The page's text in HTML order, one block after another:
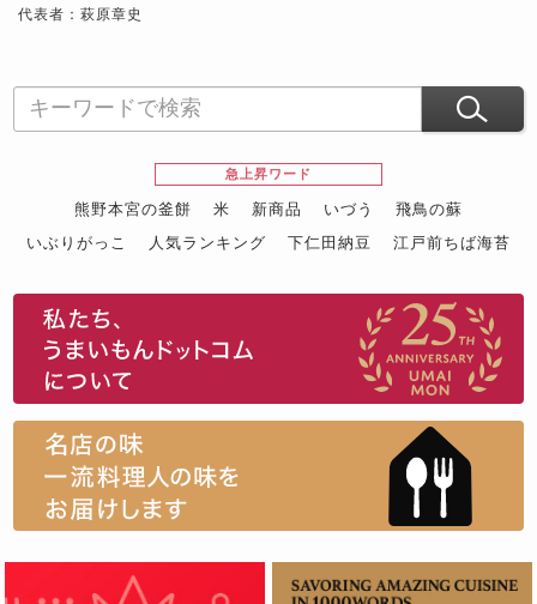
代表者：萩原章史
急上昇ワード
熊野本宮の釜餅 米 新商品 いづう
飛鳥の蘇
いぶりがっこ
人気ランキング 下仁田納豆
江戸前ちば海苔